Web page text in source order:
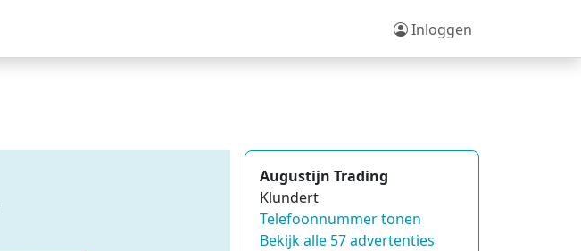
Inloggen
Augustijn Trading
Klundert
Telefoonnummer tonen
Bekijk alle 57 advertenties